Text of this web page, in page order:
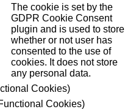
The cookie is set by the
GDPR Cookie Consent
plugin and is used to store
whether or not user has
consented to the use of
cookies. It does not store
any personal data.
Cookies)
Cookies)